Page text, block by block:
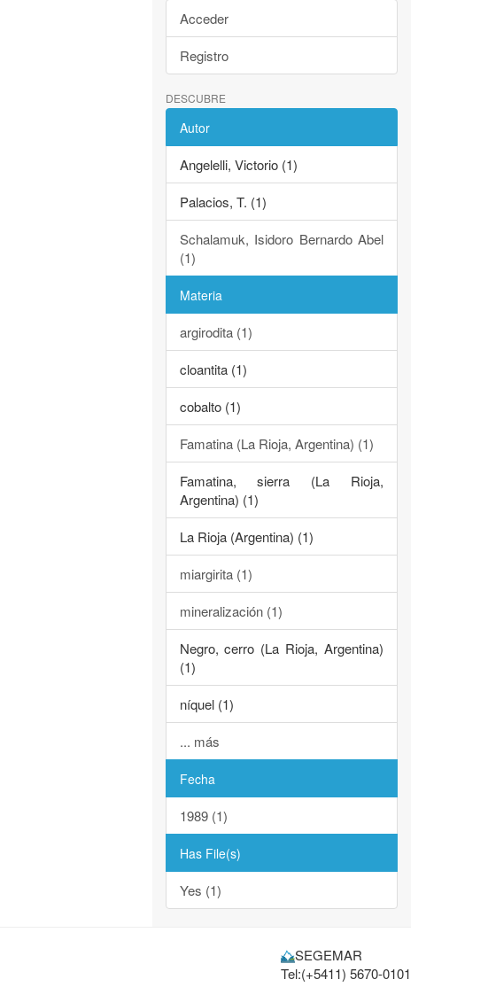
Acceder
Registro
DESCUBRE
Autor
Angelelli, Victorio (1)
Palacios, T. (1)
Schalamuk, Isidoro Bernardo Abel
(1)
Materia
argirodita (1)
cloantita (1)
cobalto (1)
Famatina (La Rioja, Argentina) (1)
Famatina, sierra (La Rioja,
Argentina) (1)
La Rioja (Argentina) (1)
miargirita (1)
mineralización (1)
Negro, cerro (La Rioja, Argentina)
(1)
níquel (1)
... más
Fecha
1989 (1)
Has File(s)
Yes (1)
SEGEMAR
Tel:(+5411) 5670-0101